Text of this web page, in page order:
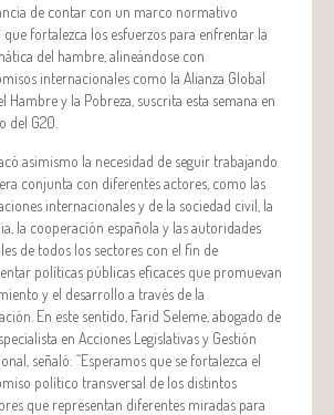
de contar con un marco normativo
fortalezca los esfuerzos para enfrentar la
del hambre, alineándose con
internacionales como la Alianza Global
Hambre y la Pobreza, suscrita esta semana en
del G20.
asimismo la necesidad de seguir trabajando
conjunta con diferentes actores, como las
internacionales y de la sociedad civil, la
la cooperación española y las autoridades
de todos los sectores con el fin de
políticas públicas eficaces que promuevan
y el desarrollo a través de la
En este sentido, Farid Seleme, abogado de
en Acciones Legislativas y Gestión
señaló: “Esperamos que se fortalezca el
político transversal de los distintos
que representan diferentes miradas para